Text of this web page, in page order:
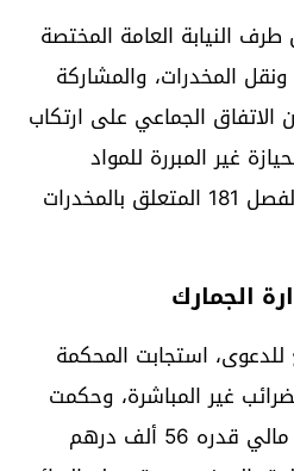
النيابة العامة المختصة
المخدرات، والمشاركة
الاتفاق الجماعي على ارتكاب
غير المبررة للمواد
المخدرة وفق مقتضيات الفصل 181 المتعلق بالمخدرات
الجمارك
استجابت المحكمة
غير المباشرة، وحكمت
على المدان بأداء تعويض مالي قدره 56 ألف درهم